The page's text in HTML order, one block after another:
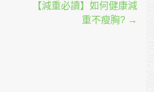
【減重必讀】如何健康減
重不瘦胸? →